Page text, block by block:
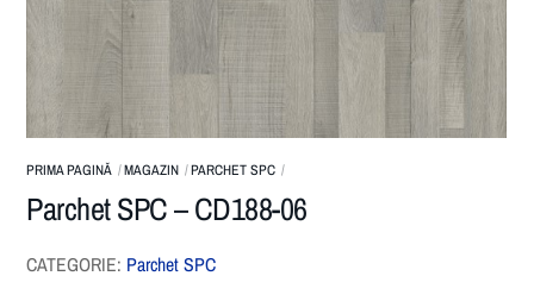
PRIMA PAGINĂ MAGAZIN PARCHET SPC
Parchet SPC – CD188-06
CATEGORIE: Parchet SPC